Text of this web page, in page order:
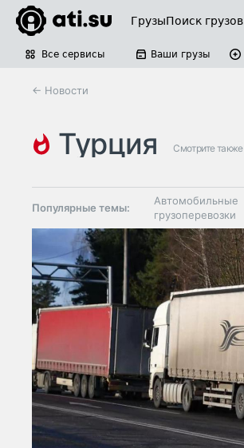
ГрузыПоиск грузов
Все сервисы Ваши грузы
← Новости
турция Смотрите также
Популярные темы:
Автомобильные
грузоперевозки
Таможня и ВЭД